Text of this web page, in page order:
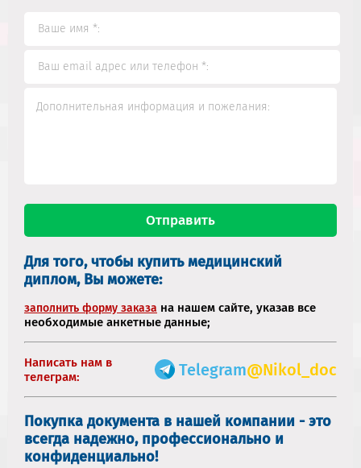
Для того, чтобы купить медицинский
диплом, Вы можете:
заполнить форму заказа на нашем сайте, указав все
необходимые анкетные данные;
Написать нам в
телеграм:
Telegram@Nikol_doc
Покупка документа в нашей компании - это
всегда надежно, профессионально и
конфиденциально!